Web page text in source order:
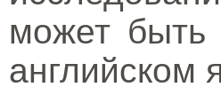
может быть
английском